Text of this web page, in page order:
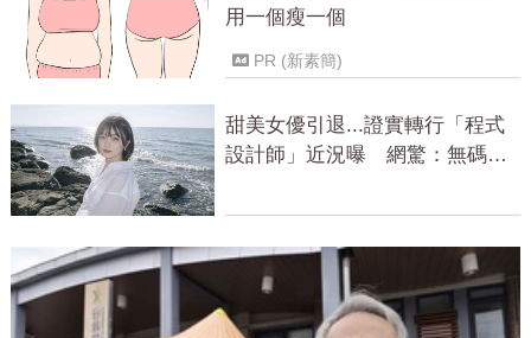
用一個瘦一個
PR (新素簡)
甜美女優引退...證實轉行「程式
設計師」近況曝 網驚：無碼變